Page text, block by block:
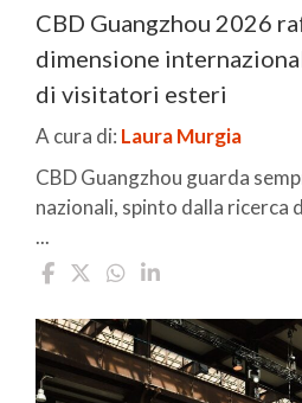
CBD Guangzhou 2026
dimensione
di visitatori esteri
A cura di: Laura Murgia
CBD Guangzhou guarda
nazionali, spinto dalla
...